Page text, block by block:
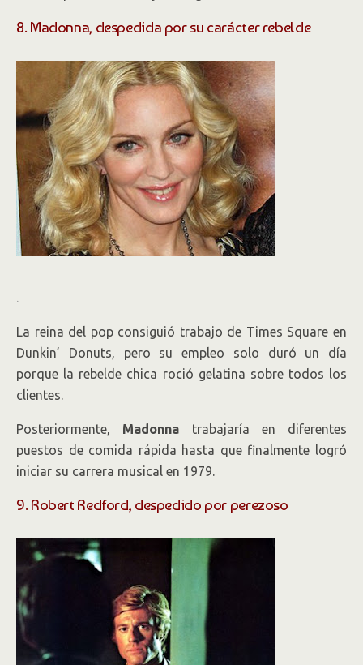
8. Madonna, despedida por su carácter rebelde
.
La reina del pop consiguió trabajo de Times Square en
Dunkin’ Donuts, pero su empleo solo duró un día
porque la rebelde chica roció gelatina sobre todos los
clientes.
Posteriormente, Madonna trabajaría en diferentes
puestos de comida rápida hasta que finalmente logró
iniciar su carrera musical en 1979.
9. Robert Redford, despedido por perezoso